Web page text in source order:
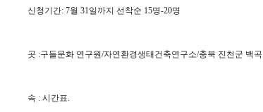
신청기간: 7월 31일까지 선착순 15명-20명
곳 :구들문화 연구원/자연환경생태건축연구소/충북 진천군 백
속 : 시간표.